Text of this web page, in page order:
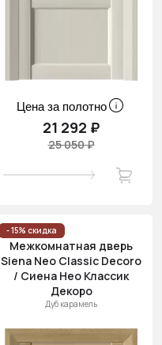
Цена за полотно
21 292 ₽
25 050 ₽
- 15% скидка
Межкомнатная дверь
Siena Neo Classic Decoro
/ Сиена Нео Классик
Декоро
Дуб карамель